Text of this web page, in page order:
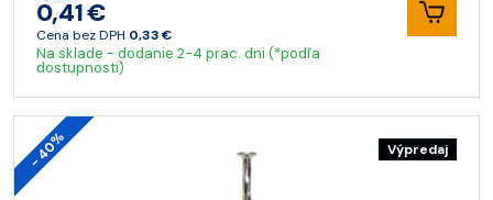
0,41 €
Cena bez DPH 0,33 €
Na sklade - dodanie 2-4 prac. dni (*podľa
dostupnosti)
- 40% Výpredaj